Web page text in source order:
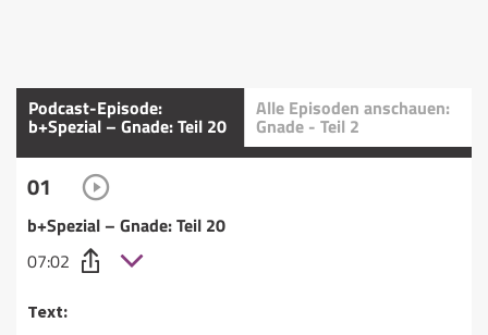
Podcast-Episode:
b+Spezial – Gnade: Teil 20
Alle Episoden anschauen:
Gnade - Teil 2
01
b+Spezial – Gnade: Teil 20
07:02
Text: